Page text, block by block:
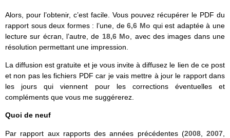
Alors, pour l’obtenir, c’est facile. Vous pouvez récupérer le PDF du
rapport sous deux formes : l’une, de6,6 Mo qui est adaptée à une
lecture sur écran, l’autre, de 18,6 Mo, avec des images dans une
résolution permettant une impression.
La diffusion est gratuite et je vous invite à diffusez le lien de ce post
et non pas les fichiers PDF car je vais mettre à jour le rapport dans
les jours qui viennent pour les corrections éventuelles et
compléments que vous me suggérerez.
Quoi de neuf
Par rapport aux rapports des années précédentes (2008, 2007